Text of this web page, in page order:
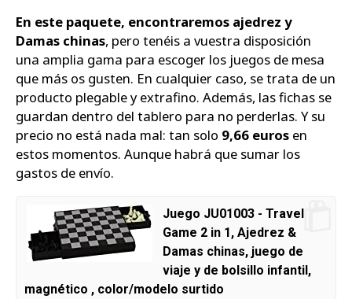
En este paquete, encontraremos ajedrez y
Damas chinas, pero tenéis a vuestra disposición
una amplia gama para escoger los juegos de mesa
que más os gusten. En cualquier caso, se trata de un
producto plegable y extrafino. Además, las fichas se
guardan dentro del tablero para no perderlas. Y su
precio no está nada mal: tan solo 9,66 euros en
estos momentos. Aunque habrá que sumar los
gastos de envío.
Juego JU01003 - Travel
Game 2 in 1, Ajedrez &
Damas chinas, juego de
viaje y de bolsillo infantil,
magnético , color/modelo surtido